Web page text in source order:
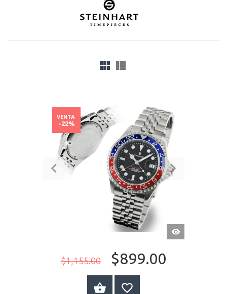
VISTA
RÁPIDA
$1,155.00 $899.00
VENTA
-22%
COMPRAR AHORA